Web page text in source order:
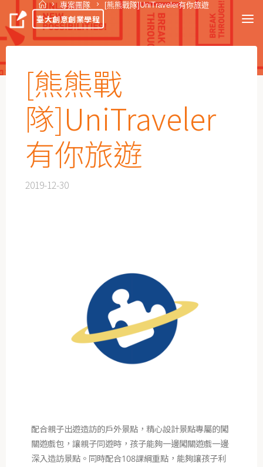
臺大創意創業學程
專案團隊 [熊熊戰隊]UniTraveler有你旅遊
[熊熊戰
隊]UniTraveler
有你旅遊
2019-12-30
配合親子出遊造訪的戶外景點， 精心設計景點專屬的闖
關遊戲包，讓親子同遊時， 孩子能夠一邊闖關遊戲一邊
深入造訪景點。 同時配合108課綱重點， 能夠讓孩子利